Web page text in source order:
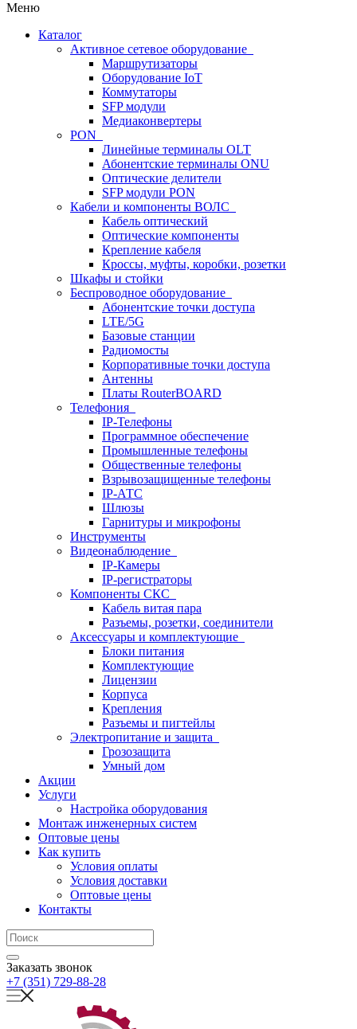
Меню
Каталог
Активное сетевое оборудование
Маршрутизаторы
Оборудование IoT
Коммутаторы
SFP модули
Медиаконвертеры
PON
Линейные терминалы OLT
Абонентские терминалы ONU
Оптические делители
SFP модули PON
Кабели и компоненты ВОЛС
Кабель оптический
Оптические компоненты
Крепление кабеля
Кроссы, муфты, коробки, розетки
Шкафы и стойки
Беспроводное оборудование
Абонентские точки доступа
LTE/5G
Базовые станции
Радиомосты
Корпоративные точки доступа
Антенны
Платы RouterBOARD
Телефония
IP-Телефоны
Программное обеспечение
Промышленные телефоны
Общественные телефоны
Взрывозащищенные телефоны
IP-АТС
Шлюзы
Гарнитуры и микрофоны
Инструменты
Видеонаблюдение
IP-Камеры
IP-регистраторы
Компоненты СКС
Кабель витая пара
Разъемы, розетки, соединители
Аксессуары и комплектующие
Блоки питания
Комплектующие
Лицензии
Корпуса
Крепления
Разъемы и пигтейлы
Электропитание и защита
Грозозащита
Умный дом
Акции
Услуги
Настройка оборудования
Монтаж инженерных систем
Оптовые цены
Как купить
Условия оплаты
Условия доставки
Оптовые цены
Контакты
Заказать звонок
+7 (351) 729-88-28